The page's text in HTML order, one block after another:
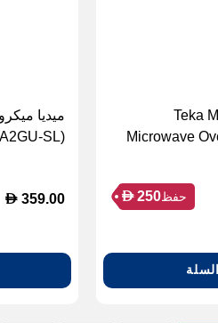
Teka
Microwave
حفظ D 250
(EM925A2GU-SL)
D 359.00